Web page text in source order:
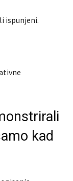
ispunjeni.
kad